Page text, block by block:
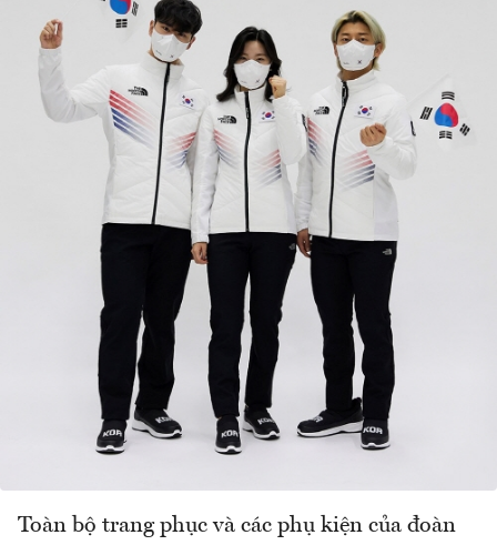
Toàn bộ trang phục và các phụ kiện của đoàn